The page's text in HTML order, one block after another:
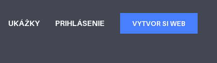
UKÁŽKY PRIHLÁSENIE VYTVOR SI WEB